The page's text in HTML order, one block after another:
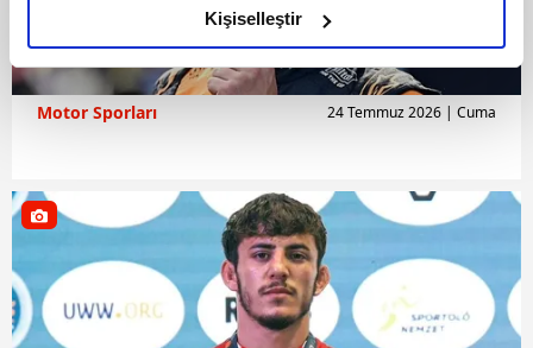
olduğunu ve sizlere en iyi içerikleri sunabilmek adına
elimizden gelen çabayı gösterdiğimizi ve bu noktada,
reklamların maliyetlerimizi karşılamak noktasında tek gelir
kalemimiz olduğunu sizlere hatırlatmak isteriz.
takdirde, kullanıcılara hedefli reklamlar
gösterilmeyecektir."
Sizlere daha iyi bir hizmet sunabilmek için İnternet
Sitemizde kendimize ve üçüncü kişilere ait çerezler
kullanılmaktadır. Bu çerezler vasıtasıyla çeşitli kişisel
Kişiselleştir
Motor Sporları 24 Temmuz 2026 | Cuma